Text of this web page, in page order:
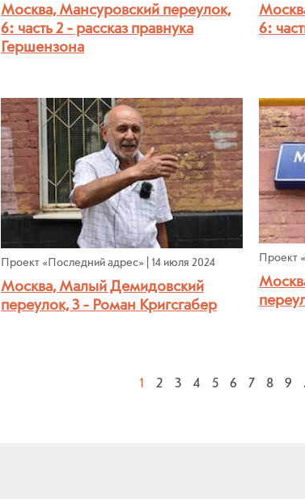
Москва, Мансуровский переулок,
6: часть 2 - рассказ правнука
Гершензона
6:
Проект «Последний адрес» 14 июля 2024
Москва, Малый Демидовский
переулок, 3 - Роман Кригсгабер
Проект
1 2 3 4 5 6 7 8 9